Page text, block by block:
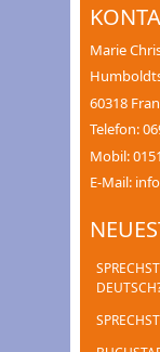
Marie
60318
Telefon:
Mobil:
E-Mail: